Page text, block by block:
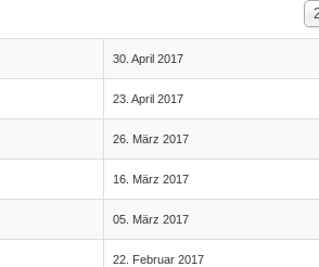
30. April 2017
23. April 2017
26. März 2017
16. März 2017
05. März 2017
22. Februar 2017